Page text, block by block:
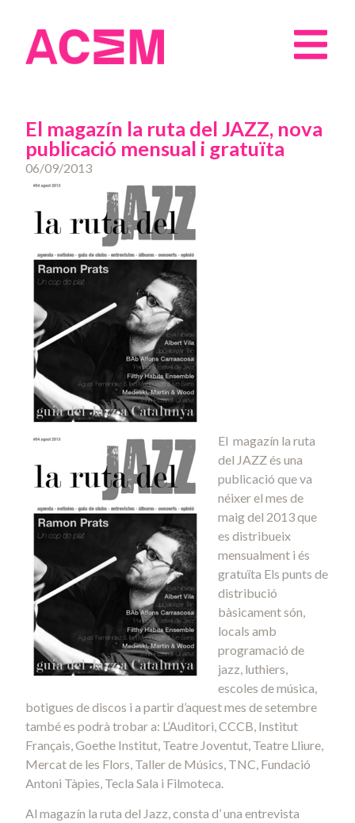
El magazín la ruta del JAZZ, nova
publicació mensual i gratuïta
06/09/2013
El magazín la ruta
del JAZZ és una
publicació que va
néixer el mes de
maig del 2013 que
es distribueix
mensualment i és
gratuïta Els punts de
distribució
bàsicament són,
locals amb
programació de
jazz, luthiers,
escoles de música,
botigues de discos i a partir d’aquest mes de setembre
també es podrà trobar a: L’Auditori, CCCB, Institut
Français, Goethe Institut, Teatre Joventut, Teatre Lliure,
Mercat de les Flors, Taller de Músics, TNC, Fundació
Antoni Tàpies, Tecla Sala i Filmoteca.
Al magazín la ruta del Jazz, consta d’ una entrevista